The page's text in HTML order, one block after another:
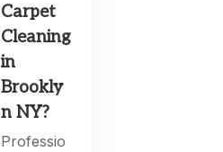
Carpet
Cleaning
in
Brookly
n NY?
Professio